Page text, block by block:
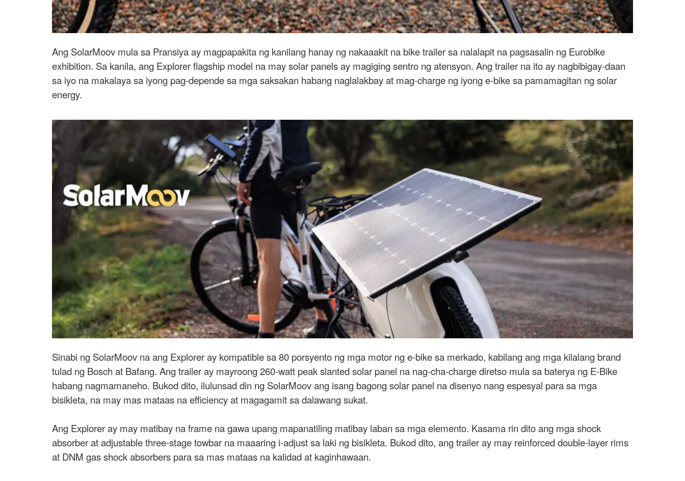
Ang SolarMoov mula sa Pransiya ay magpapakita ng kanilang hanay ng nakaaakit na bike trailer sa nalalapit na pagsasalin ng Eurobike
exhibition. Sa kanila, ang Explorer flagship model na may solar panels ay magiging sentro ng atensyon. Ang trailer na ito ay nagbibigay-daan
sa iyo na makalaya sa iyong pag-depende sa mga saksakan habang naglalakbay at mag-charge ng iyong e-bike sa pamamagitan ng solar
energy.
Sinabi ng SolarMoov na ang Explorer ay kompatible sa 80 porsyento ng mga motor ng e-bike sa merkado, kabilang ang mga kilalang brand
tulad ng Bosch at Bafang. Ang trailer ay mayroong 260-watt peak slanted solar panel na nag-cha-charge diretso mula sa baterya ng E-Bike
habang nagmamaneho. Bukod dito, ilulunsad din ng SolarMoov ang isang bagong solar panel na disenyo nang espesyal para sa mga
bisikleta, na may mas mataas na efficiency at magagamit sa dalawang sukat.
Ang Explorer ay may matibay na frame na gawa upang mapanatiling matibay laban sa mga elemento. Kasama rin dito ang mga shock
absorber at adjustable three-stage towbar na maaaring i-adjust sa laki ng bisikleta. Bukod dito, ang trailer ay may reinforced double-layer rims
at DNM gas shock absorbers para sa mas mataas na kalidad at kaginhawaan.